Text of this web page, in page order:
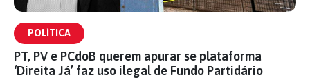
POLÍTICA
PT, PV e PCdoB querem apurar se plataforma
‘Direita Já’ faz uso ilegal de Fundo Partidário